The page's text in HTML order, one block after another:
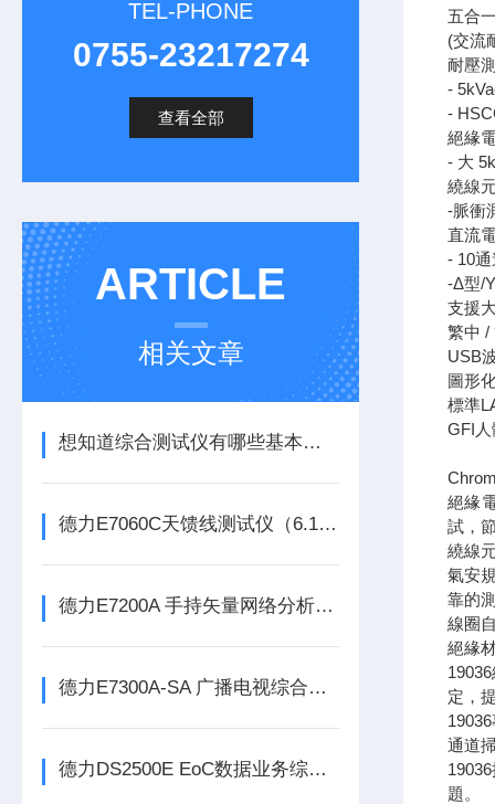
TEL-PHONE
0755-23217274
查看全部
ARTICLE
相关文章
想知道综合测试仪有哪些基本功能？看看这些吧
德力E7060C天馈线测试仪（6.1GHz）
德力E7200A 手持矢量网络分析仪（300kHz-3GHz）
德力E7300A-SA 广播电视综合测试仪（300kHz~3GHz）
德力DS2500E EoC数据业务综合测试仪
五合
(交流
耐壓
-
-
絕緣
- 大
繞線
-脈衝
直流
- 10
-Δ型/
支援
繁中 /
USB
圖形
標準
GFI
絕緣
試，
繞線
氣安
靠的
線圈
絕緣
定，
通道
題。